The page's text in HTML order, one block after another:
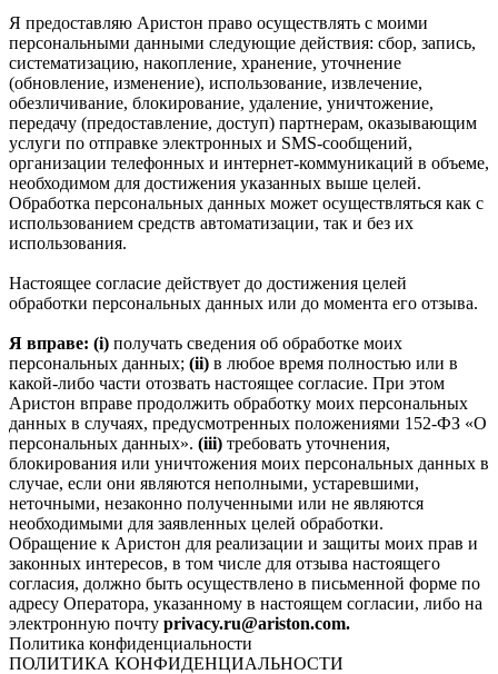
Я предоставляю Аристон право осуществлять с моими
персональными данными следующие действия: сбор, запись,
систематизацию, накопление, хранение, уточнение
(обновление, изменение), использование, извлечение,
обезличивание, блокирование, удаление, уничтожение,
передачу (предоставление, доступ) партнерам, оказывающим
услуги по отправке электронных и SMS‑сообщений,
организации телефонных и интернет‑коммуникаций в объеме,
необходимом для достижения указанных выше целей.
Обработка персональных данных может осуществляться как с
использованием средств автоматизации, так и без их
использования.
Настоящее согласие действует до достижения целей
обработки персональных данных или до момента его отзыва.
Я вправе: (i) получать сведения об обработке моих
персональных данных; (ii) в любое время полностью или в
какой-либо части отозвать настоящее согласие. При этом
Аристон вправе продолжить обработку моих персональных
данных в случаях, предусмотренных положениями 152-ФЗ «О
персональных данных». (iii) требовать уточнения,
блокирования или уничтожения моих персональных данных в
случае, если они являются неполными, устаревшими,
неточными, незаконно полученными или не являются
необходимыми для заявленных целей обработки.
Обращение к Аристон для реализации и защиты моих прав и
законных интересов, в том числе для отзыва настоящего
согласия, должно быть осуществлено в письменной форме по
адресу Оператора, указанному в настоящем согласии, либо на
электронную почту privacy.ru@ariston.com.
Политика конфиденциальности
ПОЛИТИКА КОНФИДЕНЦИАЛЬНОСТИ